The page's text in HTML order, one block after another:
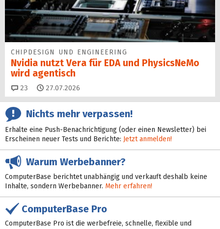
CHIPDESIGN UND ENGINEERING
Nvidia nutzt Vera für EDA und PhysicsNeMo
wird agentisch
23 Kommentare
27.07.2026
Nichts mehr verpassen!
Erhalte eine Push-Benachrichtigung (oder einen Newsletter) bei
Erscheinen neuer Tests und Berichte: Jetzt anmelden!
Warum Werbebanner?
ComputerBase berichtet unabhängig und verkauft deshalb keine
Inhalte, sondern Werbebanner. Mehr erfahren!
ComputerBase Pro
ComputerBase Pro ist die werbefreie, schnelle, flexible und